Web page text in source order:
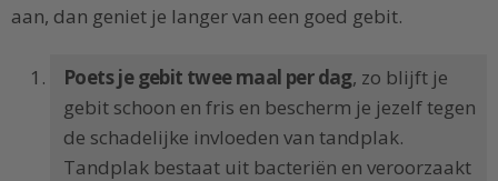
aan, dan geniet je langer van een goed gebit.
Poets je gebit twee maal per dag, zo blijft je
gebit schoon en fris en bescherm je jezelf tegen
de schadelijke invloeden van tandplak.
Tandplak bestaat uit bacteriën en veroorzaakt